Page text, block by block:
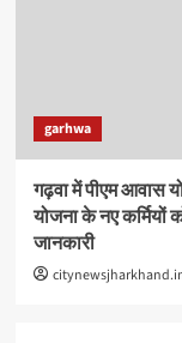
garhwa
गढ़वा में पीएम आवास
योजना के नए कर्मियों
जानकारी